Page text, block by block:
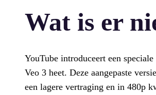
Wat is er
YouTube introduceert een
Veo 3 heet. Deze aangepaste
een lagere vertraging en in 480p